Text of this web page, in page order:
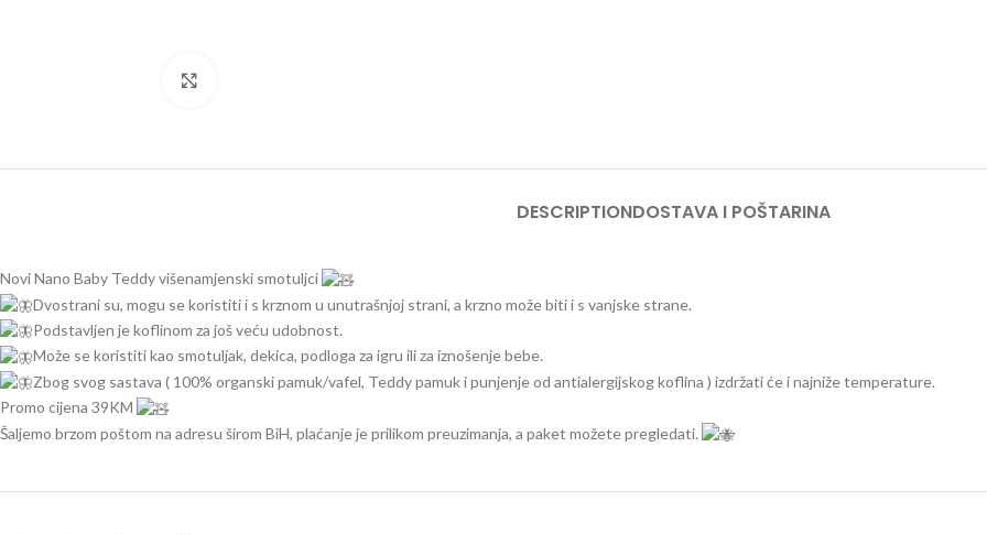
DESCRIPTIONDOSTAVA I POŠTARINA
Novi Nano Baby Teddy višenamjenski smotuljci
Dvostrani su, mogu se koristiti i s krznom u unutrašnjoj strani, a krzno može biti i s vanjske strane.
Podstavljen je koflinom za još veću udobnost.
Može se koristiti kao smotuljak, dekica, podloga za igru ili za iznošenje bebe.
Zbog svog sastava ( 100% organski pamuk/vafel, Teddy pamuk i punjenje od antialergijskog koflina ) izdržati će i najniže temperature.
Promo cijena 39KM
Šaljemo brzom poštom na adresu širom BiH, plaćanje je prilikom preuzimanja, a paket možete pregledati.